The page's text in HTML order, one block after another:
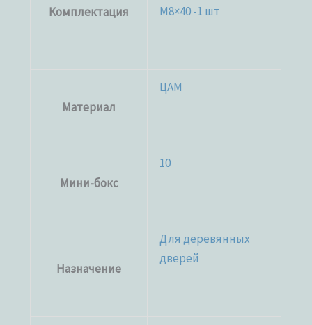
Комплектация
М8×40 -1 шт
Материал
ЦАМ
Мини-бокс
10
Назначение
Для деревянных
дверей